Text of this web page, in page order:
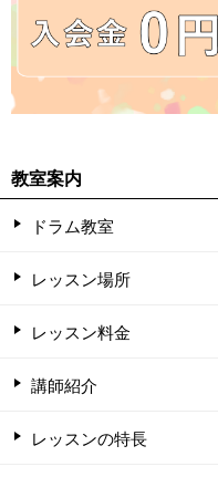
教室案内
ドラム教室
レッスン場所
レッスン料金
講師紹介
レッスンの特長